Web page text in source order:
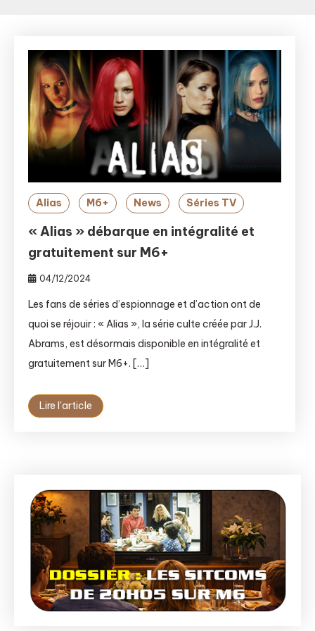
Alias M6+ News Séries TV
« Alias » débarque en intégralité et
gratuitement sur M6+
04/12/2024
Les fans de séries d’espionnage et d’action ont de
quoi se réjouir : « Alias », la série culte créée par J.J.
Abrams, est désormais disponible en intégralité et
gratuitement sur M6+. […]
Lire l'article